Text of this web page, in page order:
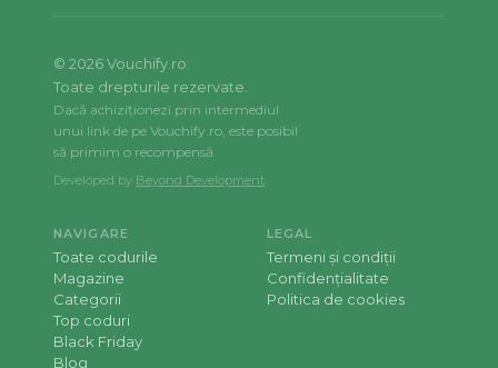
© 2026Vouchify.ro.
Toate drepturile rezervate.
Dacă achiziționezi prin intermediul
unui link de pe Vouchify.ro, este posibil
să primim o recompensă.
Developed by Beyond Development
NAVIGARE
Toate codurile
Magazine
Categorii
Top coduri
Black Friday
Blog
LEGAL
Termeni și condiții
Confidențialitate
Politica de cookies